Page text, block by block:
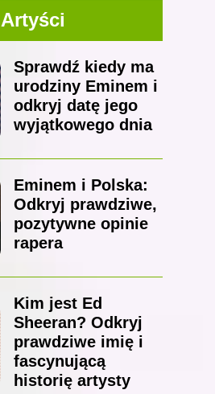
Artyści
Sprawdź kiedy ma
urodziny Eminem i
odkryj datę jego
wyjątkowego dnia
Eminem i Polska:
Odkryj prawdziwe,
pozytywne opinie
rapera
Kim jest Ed
Sheeran? Odkryj
prawdziwe imię i
fascynującą
historię artysty